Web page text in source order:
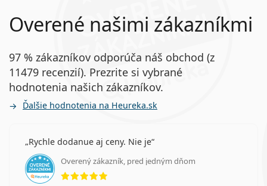
Overené našimi zákazníkmi
97 % zákazníkov odporúča náš obchod (z
11479 recenzií). Prezrite si vybrané
hodnotenia našich zákazníkov.
Ďalšie hodnotenia na Heureka.sk
Rychle dodanue aj ceny. Nie je
Overený zákazník, pred jedným dňom
hodnotenie 5 z 5